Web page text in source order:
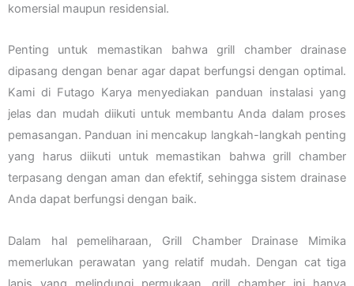
komersial maupun residensial.
Penting untuk memastikan bahwa grill chamber drainase
dipasang dengan benar agar dapat berfungsi dengan optimal.
Kami di Futago Karya menyediakan panduan instalasi yang
jelas dan mudah diikuti untuk membantu Anda dalam proses
pemasangan. Panduan ini mencakup langkah-langkah penting
yang harus diikuti untuk memastikan bahwa grill chamber
terpasang dengan aman dan efektif, sehingga sistem drainase
Anda dapat berfungsi dengan baik.
Dalam hal pemeliharaan, Grill Chamber Drainase Mimika
memerlukan perawatan yang relatif mudah. Dengan cat tiga